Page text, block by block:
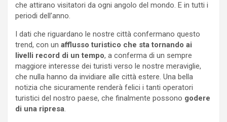
che attirano visitatori da ogni angolo del mondo. E in tutti i
periodi dell’anno.
I dati che riguardano le nostre città confermano questo
trend, con un afflusso turistico che sta tornando ai
livelli record di un tempo, a conferma di un sempre
maggiore interesse dei turisti verso le nostre meraviglie,
che nulla hanno da invidiare alle città estere. Una bella
notizia che sicuramente renderà felici i tanti operatori
turistici del nostro paese, che finalmente possono godere
di una ripresa.